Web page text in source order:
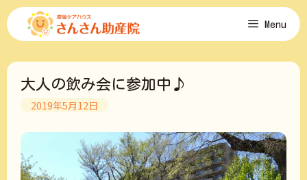
コ
ン
ツ
Menu
大人の飲み会に参加中♪
2019年5月12日